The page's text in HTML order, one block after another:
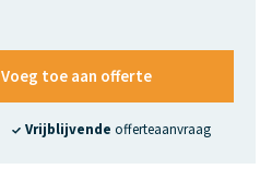
Voeg toe aan offerte
Vrijblijvende offerteaanvraag